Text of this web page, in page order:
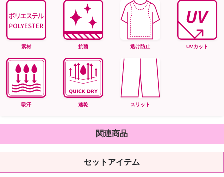
素材 抗菌 透け防止 UVカット
吸汗 速乾 スリット
関連商品
セットアイテム